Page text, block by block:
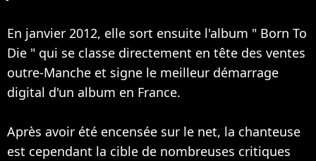
En janvier 2012, elle sort ensuite l'album " Born To
Die " qui se classe directement en tête des ventes
outre-Manche et signe le meilleur démarrage
digital d'un album en France.
Après avoir été encensée sur le net, la chanteuse
est cependant la cible de nombreuses critiques